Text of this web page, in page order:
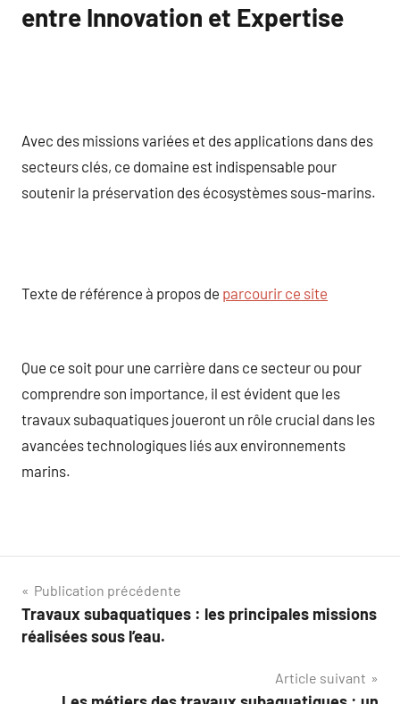
entre Innovation et Expertise
Avec des missions variées et des applications dans des
secteurs clés, ce domaine est indispensable pour
soutenir la préservation des écosystèmes sous-marins.
Texte de référence à propos de parcourir ce site
Que ce soit pour une carrière dans ce secteur ou pour
comprendre son importance, il est évident que les
travaux subaquatiques joueront un rôle crucial dans les
avancées technologiques liés aux environnements
marins.
Navigation
de
Publication précédente
Travaux subaquatiques : les principales missions
réalisées sous l’eau.
Article suivant